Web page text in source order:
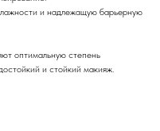
и надлежащую барьерную
степень
и стойкий макияж.